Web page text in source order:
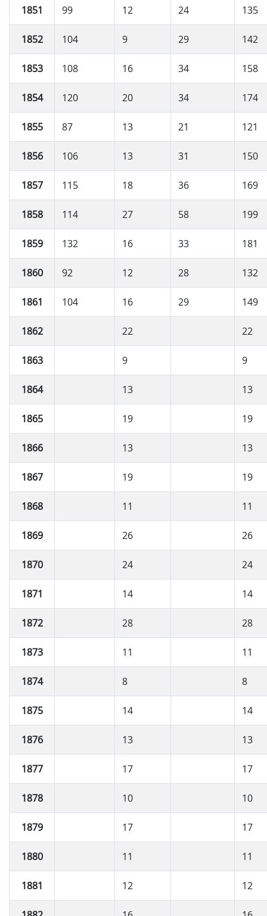
1851 99 12 24 135
1852 104 9 29 142
1853 108 16 34 158
1854 120 20 34 174
1855 87 13 21 121
1856 106 13 31 150
1857 115 18 36 169
1858 114 27 58 199
1859 132 16 33 181
1860 92 12 28 132
1861 104 16 29 149
1862 22 22
1863 9 9
1864 13 13
1865 19 19
1866 13 13
1867 19 19
1868 11 11
1869 26 26
1870 24 24
1871 14 14
1872 28 28
1873 11 11
1874 8 8
1875 14 14
1876 13 13
1877 17 17
1878 10 10
1879 17 17
1880 11 11
1881 12 12